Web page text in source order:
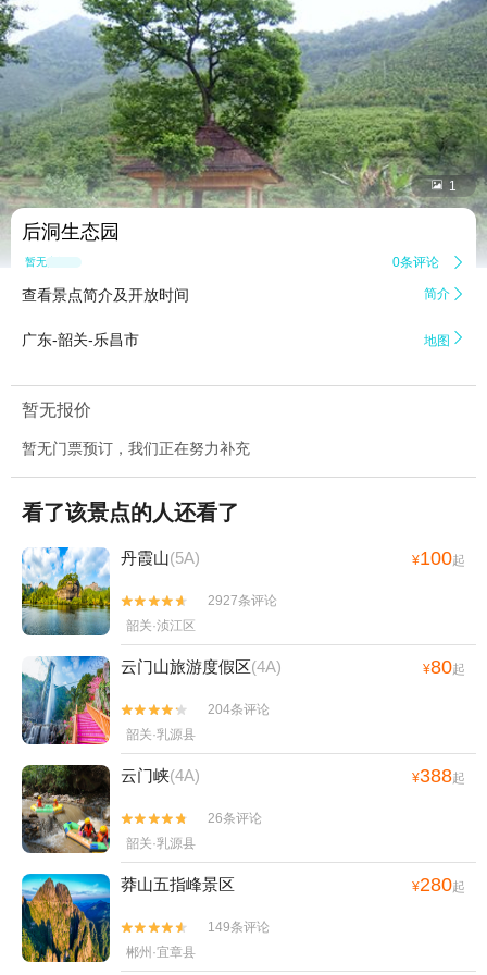
 1
后洞生态园
暂无点评 0条评论 
查看景点简介及开放时间 简介 
广东-韶关-乐昌市 地图 
暂无报价
暂无门票预订，我们正在努力补充
看了该景点的人还看了
丹霞山(5A) ¥100起


2927条评论
韶关·浈江区
云门山旅游度假区(4A) ¥80起


204条评论
韶关·乳源县
云门峡(4A) ¥388起


26条评论
韶关·乳源县
莽山五指峰景区 ¥280起


149条评论
郴州·宜章县
